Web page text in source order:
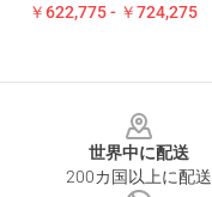
￥622,775 - ￥724,275
世界中に配送
200カ国以上に配送